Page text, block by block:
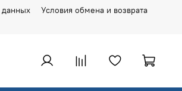
данных Условия обмена и возврата